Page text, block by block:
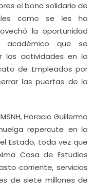
el bono solidario de
como se les ha
la oportunidad
académico que se
las actividades en la
de Empleados por
las puertas de la
Horacio Guillermo
repercute en la
Estado, toda vez que
Casa de Estudios
corriente, servicios
de siete millones de